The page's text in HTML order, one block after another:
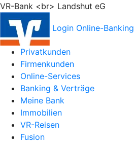
VR-Bank <br> Landshut eG
Login Online-Banking
Privatkunden
Firmenkunden
Online-Services
Banking & Verträge
Meine Bank
Immobilien
VR-Reisen
Fusion